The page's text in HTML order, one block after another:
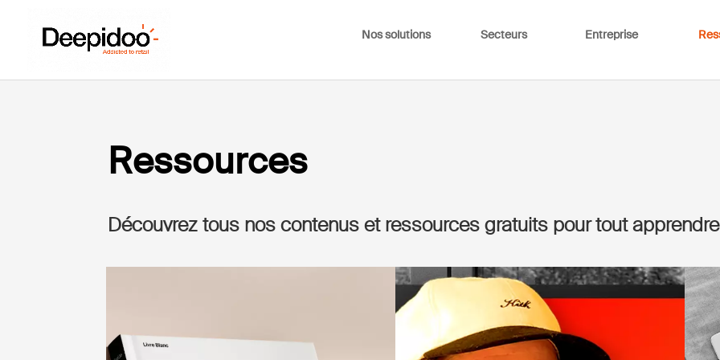
Nos solutions Secteurs Entreprise
Ressources
Découvrez tous nos contenus et ressources gratuits pour tout